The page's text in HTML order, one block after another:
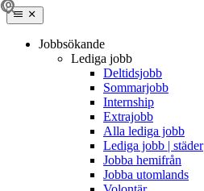
Jobbsökande
Lediga jobb
Deltidsjobb
Sommarjobb
Internship
Extrajobb
Alla lediga jobb
Lediga jobb | städer
Jobba hemifrån
Jobba utomlands